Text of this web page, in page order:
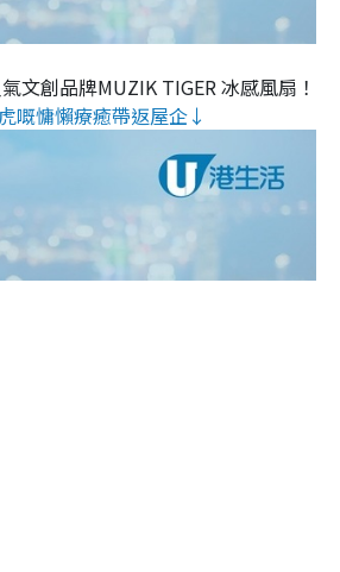
文創品牌MUZIK TIGER 冰感風扇！
嘅慵懶療癒帶返屋企↓